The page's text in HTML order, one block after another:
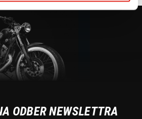
ODBER NEWSLETTRA